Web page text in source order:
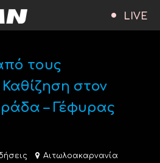
LIVE
τους
Καθίζηση στον
– Γέφυρας
Αιτωλοακαρνανία